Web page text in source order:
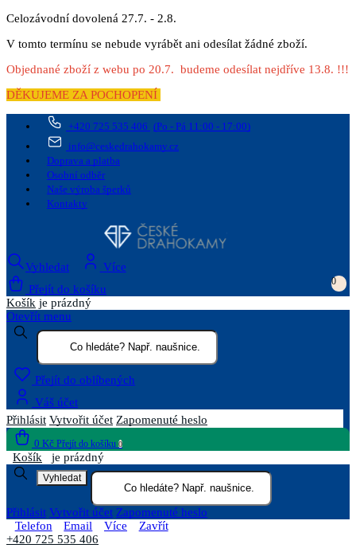
Celozávodní dovolená 27.7. - 2.8.
V tomto termínu se nebude vyrábět ani odesílat žádné zboží.
Objednané zboží z webu po 20.7. budeme odesílat nejdříve 13.8. !!!
DĚKUJEME ZA POCHOPENÍ
+420 725 535 406 (Po - Pá 11:00 - 17:00)
info@ceskedrahokamy.cz
Doprava a platba
Osobní odběr
Naše výroba šperků
Kontakty
Vyhledat
Více
Přejít do košíku
0
Košík je prázdný
Otevřít menu
Přejít do oblíbených
Váš účet
Přihlásit Vytvořit účet Zapomenuté heslo
0 Kč Přejít do košíku 0
Košík je prázdný
Vyhledat
Přihlásit Vytvořit účet Zapomenuté heslo
Telefon
Email Více
Zavřít
+420 725 535 406